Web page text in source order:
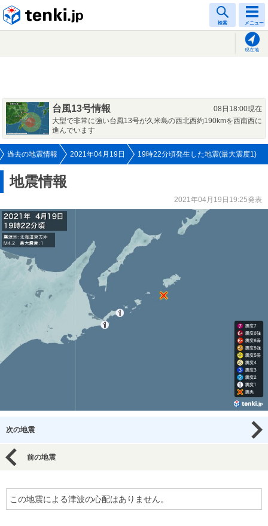
検索 メニュー
現在地
台風13号情報
08日18:00現在
大型で非常に強い台風13号が久米島の西北西約190kmを西南西に
進んでいます
過去の地震情報 2021年04月19日 19時22分頃発生した地震(最大震度1)
地震情報
2021年04月19日19:25発表
次の地震
前の地震
この地震による津波の心配はありません。